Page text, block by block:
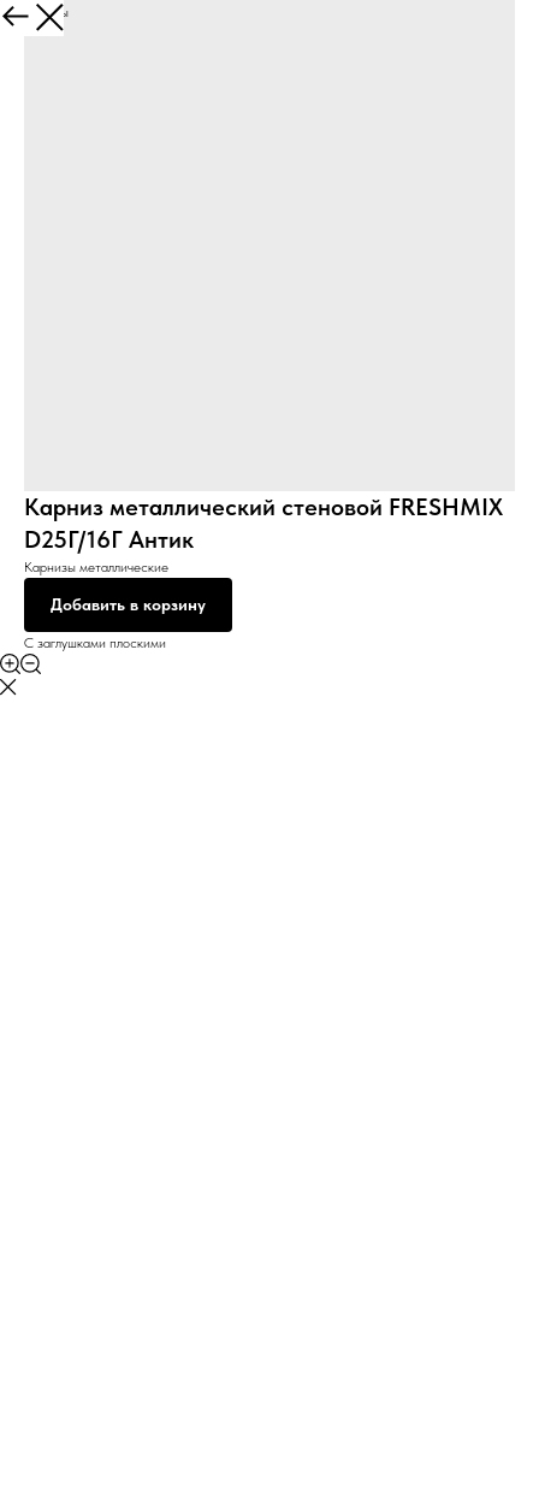
Все товары
Карниз металлический стеновой FRESHMIX
D25Г/16Г Антик
Карнизы металлические
Добавить в корзину
С заглушками плоскими